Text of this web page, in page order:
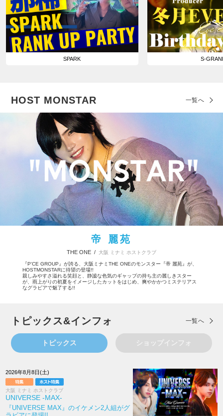
SPARK S-
HOST MONSTAR 一覧へ
帝 麗苑
THE ONE / 大阪 ミナミ ホストクラブ
『P'CE GROUP』が誇る、大阪ミナミTHE ONEのモンスター『帝 麗苑』が、
HOSTMONSTARに待望の登場!!
親しみやすさ溢れる笑顔と、静謐な色気のギャップの持ち主の麗しきスター
が、雨上がりの初夏をイメージしたカットをはじめ、爽やかかつミステリアス
なグラビアで魅了する!!
トピックス&インフォ 一覧へ
トピックス ショップインフォ
2026年8月8日(土)
大阪 ミナミ ホストクラブ
UNIVERSE -MAX-
『UNIVERSE MAX』のイケメン2人組がグ